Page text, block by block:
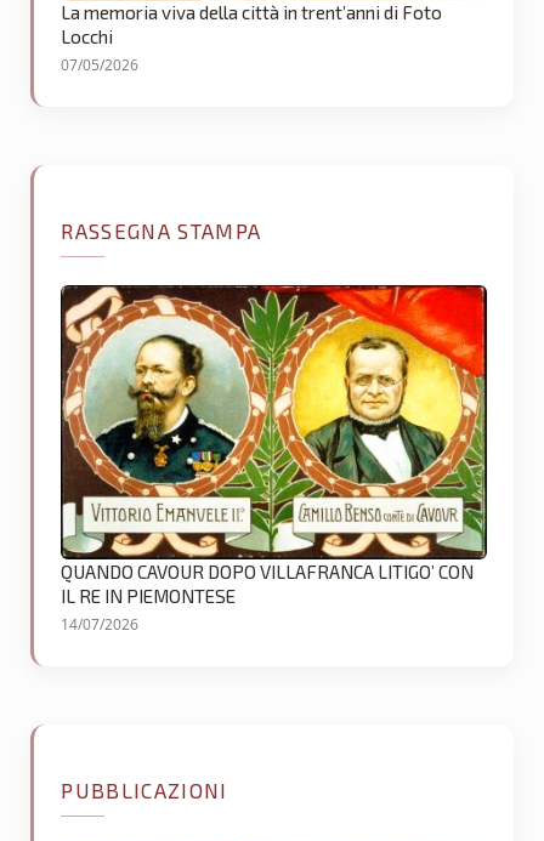
La memoria viva della città in trent’anni di Foto
Locchi
07/05/2026
RASSEGNA STAMPA
QUANDO CAVOUR DOPO VILLAFRANCA LITIGO’ CON
IL RE IN PIEMONTESE
14/07/2026
PUBBLICAZIONI